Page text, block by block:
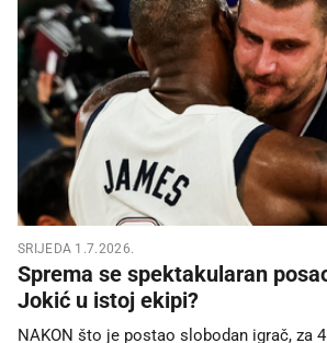
SRIJEDA 1.7.2026.
Sprema se spektakularan
Jokić u istoj ekipi?
NAKON što je postao slobodan igrač, za